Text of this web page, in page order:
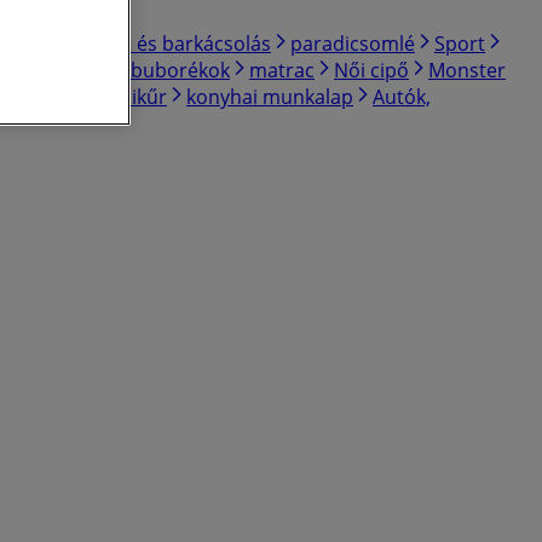
Otthon, kert és barkácsolás paradicsomlé
Sport
játék buborékok matrac Női cipő
Monster
pedikűr konyhai munkalap
Autók,